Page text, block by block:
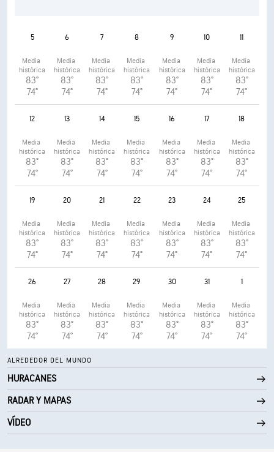
5
Media
histórica
83°
74°
6
Media
histórica
83°
74°
7
Media
histórica
83°
74°
8
Media
histórica
83°
74°
9
Media
histórica
83°
74°
10
Media
histórica
83°
74°
11
Media
histórica
83°
74°
12
Media
histórica
83°
74°
13
Media
histórica
83°
74°
14
Media
histórica
83°
74°
15
Media
histórica
83°
74°
16
Media
histórica
83°
74°
17
Media
histórica
83°
74°
18
Media
histórica
83°
74°
19
Media
histórica
83°
74°
20
Media
histórica
83°
74°
21
Media
histórica
83°
74°
22
Media
histórica
83°
74°
23
Media
histórica
83°
74°
24
Media
histórica
83°
74°
25
Media
histórica
83°
74°
26
Media
histórica
83°
74°
27
Media
histórica
83°
74°
28
Media
histórica
83°
74°
29
Media
histórica
83°
74°
30
Media
histórica
83°
74°
31
Media
histórica
83°
74°
1
Media
histórica
83°
74°
ALREDEDOR DEL MUNDO
HURACANES
RADAR Y MAPAS
VÍDEO